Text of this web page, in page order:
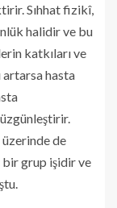
Sıhhat fizikî,
halidir ve bu
katkıları ve
hasta
üzerinde de
bir grup işidir ve